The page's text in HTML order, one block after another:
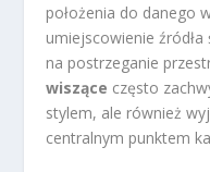
położenia do danego
umiejscowienie źródła
na postrzeganie
wiszące często
stylem, ale również
centralnym punktem